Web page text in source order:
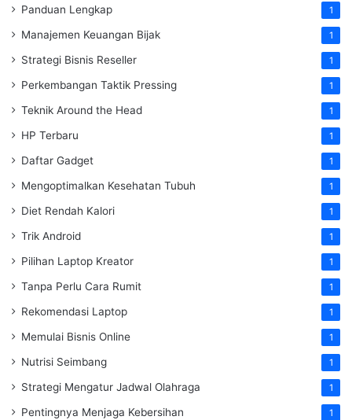
Panduan Lengkap 1
Manajemen Keuangan Bijak 1
Strategi Bisnis Reseller 1
Perkembangan Taktik Pressing 1
Teknik Around the Head 1
HP Terbaru 1
Daftar Gadget 1
Mengoptimalkan Kesehatan Tubuh 1
Diet Rendah Kalori 1
Trik Android 1
Pilihan Laptop Kreator 1
Tanpa Perlu Cara Rumit 1
Rekomendasi Laptop 1
Memulai Bisnis Online 1
Nutrisi Seimbang 1
Strategi Mengatur Jadwal Olahraga 1
Pentingnya Menjaga Kebersihan 1